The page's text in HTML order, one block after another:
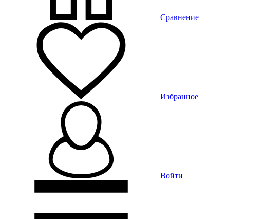
Сравнение
Избранное
Войти